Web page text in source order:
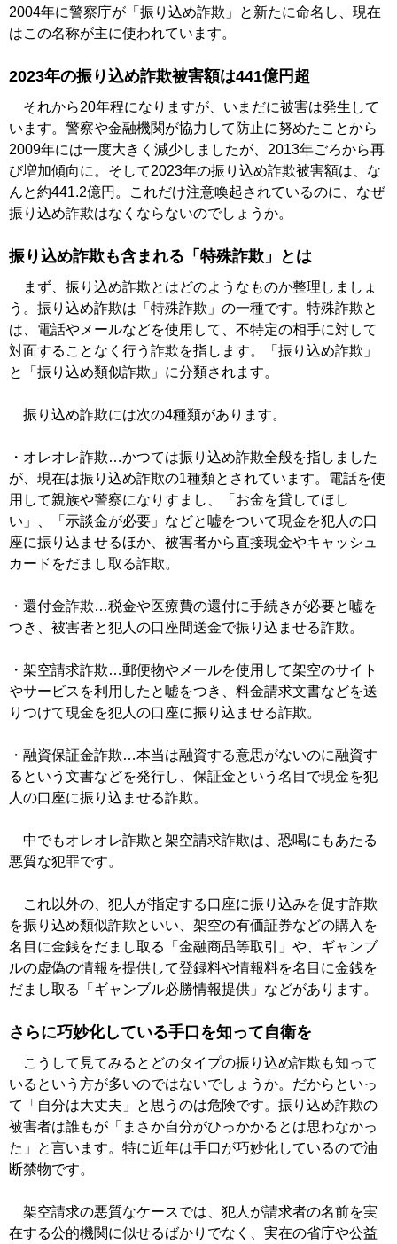
2004年に警察庁が「振り込め詐欺」と新たに命名し、現在
はこの名称が主に使われています。
2023年の振り込め詐欺被害額は441億円超
それから20年程になりますが、いまだに被害は発生して
います。警察や金融機関が協力して防止に努めたことから
2009年には一度大きく減少しましたが、2013年ごろから再
び増加傾向に。そして2023年の振り込め詐欺被害額は、な
んと約441.2億円。これだけ注意喚起されているのに、なぜ
振り込め詐欺はなくならないのでしょうか。
振り込め詐欺も含まれる「特殊詐欺」とは
まず、振り込め詐欺とはどのようなものか整理しましょ
う。振り込め詐欺は「特殊詐欺」の一種です。特殊詐欺と
は、電話やメールなどを使用して、不特定の相手に対して
対面することなく行う詐欺を指します。「振り込め詐欺」
と「振り込め類似詐欺」に分類されます。
振り込め詐欺には次の4種類があります。
・オレオレ詐欺…かつては振り込め詐欺全般を指しました
が、現在は振り込め詐欺の1種類とされています。電話を使
用して親族や警察になりすまし、「お金を貸してほし
い」、「示談金が必要」などと嘘をついて現金を犯人の口
座に振り込ませるほか、被害者から直接現金やキャッシュ
カードをだまし取る詐欺。
・還付金詐欺…税金や医療費の還付に手続きが必要と嘘を
つき、被害者と犯人の口座間送金で振り込ませる詐欺。
・架空請求詐欺…郵便物やメールを使用して架空のサイト
やサービスを利用したと嘘をつき、料金請求文書などを送
りつけて現金を犯人の口座に振り込ませる詐欺。
・融資保証金詐欺…本当は融資する意思がないのに融資す
るという文書などを発行し、保証金という名目で現金を犯
人の口座に振り込ませる詐欺。
中でもオレオレ詐欺と架空請求詐欺は、恐喝にもあたる
悪質な犯罪です。
これ以外の、犯人が指定する口座に振り込みを促す詐欺
を振り込め類似詐欺といい、架空の有価証券などの購入を
名目に金銭をだまし取る「金融商品等取引」や、ギャンブ
ルの虚偽の情報を提供して登録料や情報料を名目に金銭を
だまし取る「ギャンブル必勝情報提供」などがあります。
さらに巧妙化している手口を知って自衛を
こうして見てみるとどのタイプの振り込め詐欺も知って
いるという方が多いのではないでしょうか。だからといっ
て「自分は大丈夫」と思うのは危険です。振り込め詐欺の
被害者は誰もが「まさか自分がひっかかるとは思わなかっ
た」と言います。特に近年は手口が巧妙化しているので油
断禁物です。
架空請求の悪質なケースでは、犯人が請求者の名前を実
在する公的機関に似せるばかりでなく、実在の省庁や公益